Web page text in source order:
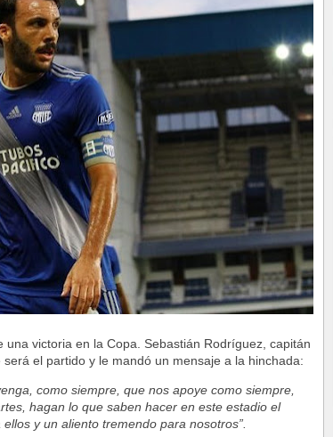
victoria en la Copa. Sebastián Rodríguez, capitán
el partido y le mandó un mensaje a la hinchada:
como siempre, que nos apoye como siempre,
hagan lo que saben hacer en este estadio el
y un aliento tremendo para nosotros”.